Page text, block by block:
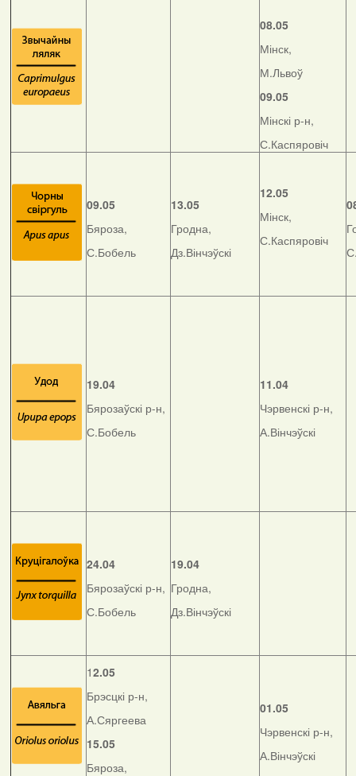
08.05
Мінск,
М.Львоў
09.05
Мінскі р-н,
С.Каспяровіч
09.05
Бяроза,
С.Бобель
13.05
Гродна,
Дз.Вінчэўскі
12.05
Мінск,
С.Каспяровіч
19.04
Бярозаўскі р-н,
С.Бобель
11.04
Чэрвенскі р-н,
А.Вінчэўскі
24.04
Бярозаўскі р-н,
С.Бобель
19.04
Гродна,
Дз.Вінчэўскі
12.05
Брэсцкі р-н,
А.Сяргеева
15.05
Бяроза,
01.05
Чэрвенскі р-н,
А.Вінчэўскі